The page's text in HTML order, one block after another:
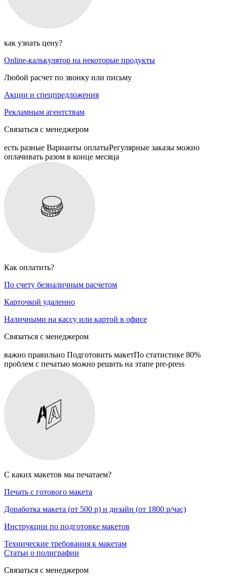
как узнать цену?
Online-калькулятор на некоторые продукты
Любой расчет по звонку или письму
Акции и спецпредложения
Рекламным агентствам
Связаться с менеджером
есть разные Варианты оплатыРегулярные заказы можно
оплачивать разом в конце месяца
Как оплатить?
По счету безналичным расчетом
Карточкой удаленно
Наличными на кассу или картой в офисе
Связаться с менеджером
важно правильно Подготовить макетПо статистике 80%
проблем с печатью можно решить на этапе pre-press
С каких макетов мы печатаем?
Печать с готового макета
Доработка макета (от 500 р) и дизайн (от 1800 р/час)
Инструкции по подготовке макетов
Технические требования к макетам
Статьи о полиграфии
Связаться с менеджером